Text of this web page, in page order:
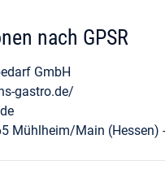
nach GPSR
GmbH
gastro.de/
Mühlheim/Main (Hessen)